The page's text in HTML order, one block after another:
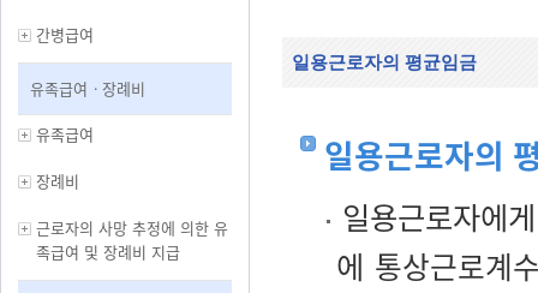
간병급여
유족급여ㆍ장례비
유족급여
장례비
근로자의 사망 추정에 의한 유
족급여 및 장례비 지급
일용근로자의 평균임금
일용근로자의
일용근로자에
에 통상근로계